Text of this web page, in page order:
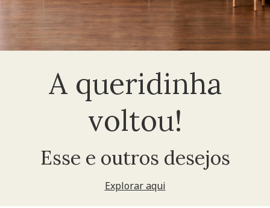
A queridinha
voltou!
Esse e outros desejos
Explorar aqui